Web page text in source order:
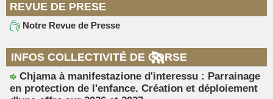
REVUE DE PRESE
Notre Revue de Presse
INFOS COLLECTIVITÉ DE CORSE
Chjama à manifestazione d'interessu : Parrainage
en protection de l'enfance. Création et déploiement